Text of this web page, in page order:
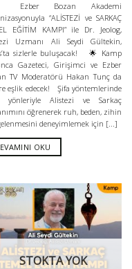
Bozan Akademi
“ALİSTEZİ ve SARKAÇ
EĞİTİM KAMPI” ile Dr. Jeolog,
Uzmanı Ali Seydi Gültekin,
sizlerle buluşacak! 🌟 Kamp
Gazeteci, Girişimci ve Ezber
TV Moderatörü Hakan Tunç da
eşlik edecek! Şifa yöntemlerinde
yönleriyle Alistezi ve Sarkaç
öğrenerek ruh, beden, zihin
deneyimlemek için [...]
OKU
STOKTA YOK